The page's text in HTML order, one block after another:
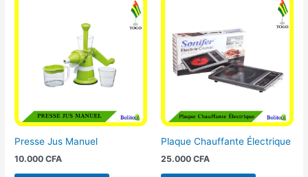
Presse Jus Manuel
10.000CFA
Plaque Chauffante Électrique
25.000 CFA